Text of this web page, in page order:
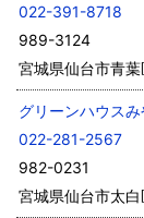
022-391-8718
989-3124
宮城県仙台市青
グリーンハウスみ
022-281-2567
982-0231
宮城県仙台市太